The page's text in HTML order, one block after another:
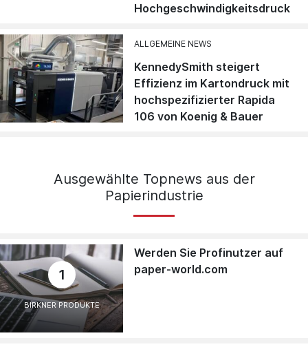
Hochgeschwindigkeitsdruck
ALLGEMEINE NEWS
KennedySmith steigert
Effizienz im Kartondruck mit
hochspezifizierter Rapida
106 von Koenig & Bauer
Ausgewählte Topnews aus der
Papierindustrie
1
BIRKNER PRODUKTE
Werden Sie Profinutzer auf
paper-world.com